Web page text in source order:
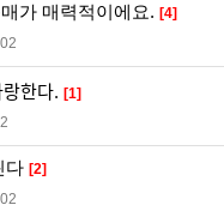
가 매력적이에요. [4]
랑한다. [1]
다 [2]